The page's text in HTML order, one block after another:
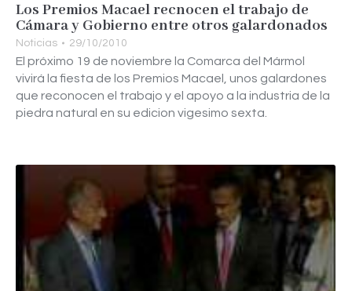
Los Premios Macael recnocen el trabajo de
Cámara y Gobierno entre otros galardonados
Noticias 29/10/2010
El próximo 19 de noviembre la Comarca del Mármol
vivirá la fiesta de los Premios Macael, unos galardones
que reconocen el trabajo y el apoyo a la industria de la
piedra natural en su edicion vigesimo sexta.